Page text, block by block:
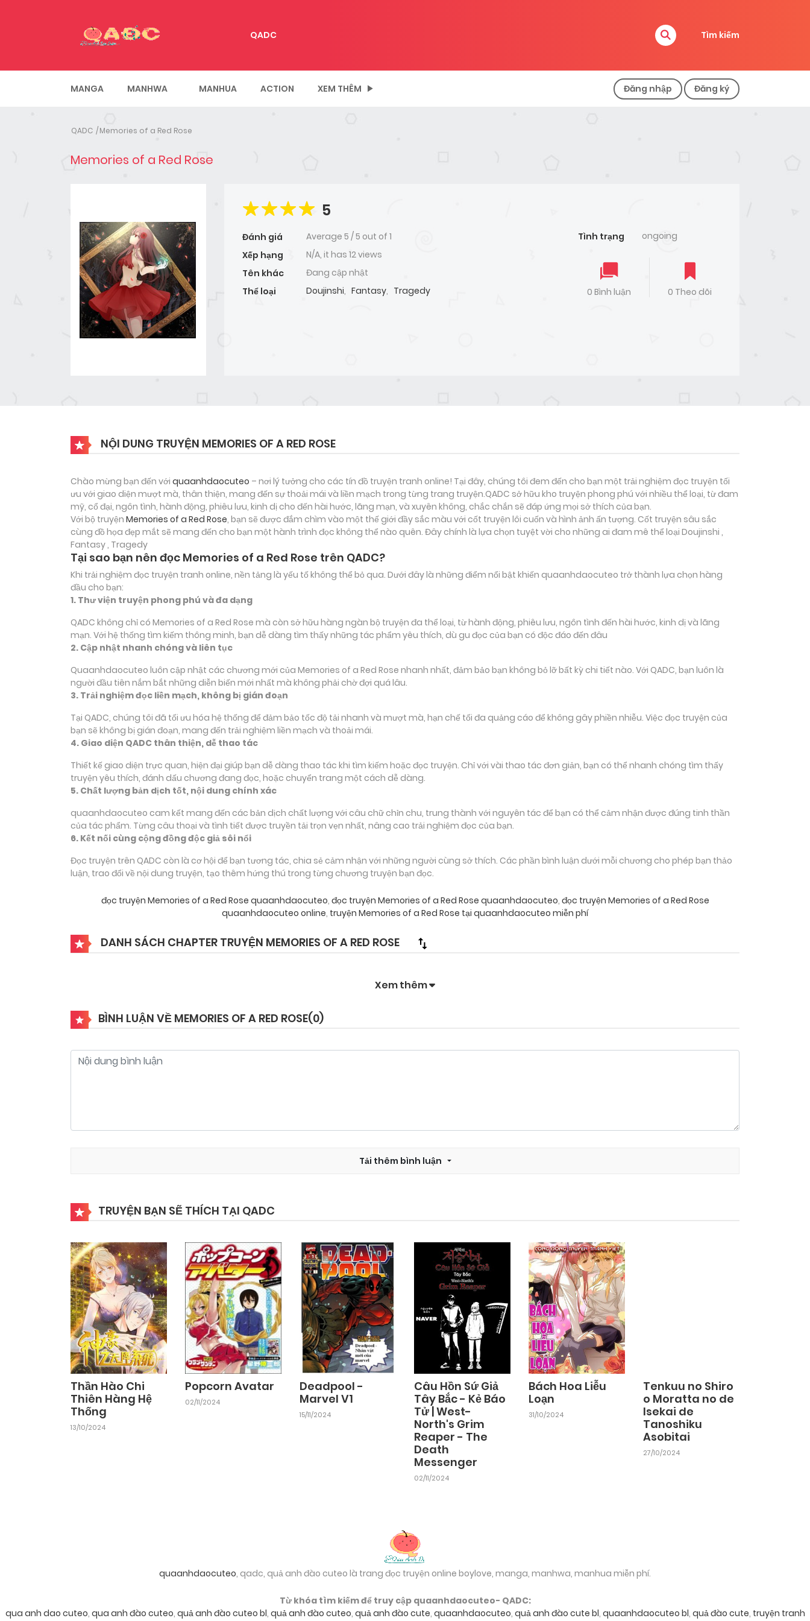
QADC Tìm kiếm
MANGA MANHWA MANHUA ACTION XEM THÊM Đăng nhập Đăng ký
QADC Memories of a Red Rose
Memories of a Red Rose
5
Đánh giá Average 5 /5 out of 1
Xếp hạng
N/A, it has 12 views
Tên khác
Đang cập nhật
Thể loại
Doujinshi, Fantasy, Tragedy
Tình trạng ongoing
0 Bình luận 0 Theo dõi
NỘI DUNG TRUYỆN MEMORIES OF A RED ROSE
Chào mừng bạn đến với quaanhdaocuteo – nơi lý tưởng cho các tín đồ truyện tranh online! Tại đây, chúng tôi đem đến cho bạn một trải nghiệm đọc truyện tối
ưu với giao diện mượt mà, thân thiện, mang đến sự thoải mái và liền mạch trong từng trang truyện.QADC sở hữu kho truyện phong phú với nhiều thể loại, từ đam
mỹ, cổ đại, ngôn tình, hành động, phiêu lưu, kinh dị cho đến hài hước, lãng mạn, và xuyên không, chắc chắn sẽ đáp ứng mọi sở thích của bạn.
Với bộ truyện Memories of a Red Rose, bạn sẽ được đắm chìm vào một thế giới đầy sắc màu với cốt truyện lôi cuốn và hình ảnh ấn tượng. Cốt truyện sâu sắc
cùng đồ họa đẹp mắt sẽ mang đến cho bạn một hành trình đọc không thể nào quên. Đây chính là lựa chọn tuyệt vời cho những ai đam mê thể loại Doujinshi ,
Fantasy , Tragedy
Tại sao bạn nên đọc Memories of a Red Rose trên QADC?
Khi trải nghiệm đọc truyện tranh online, nền tảng là yếu tố không thể bỏ qua. Dưới đây là những điểm nổi bật khiến quaanhdaocuteo trở thành lựa chọn hàng
đầu cho bạn:
1. Thư viện truyện phong phú và đa dạng
QADC không chỉ có Memories of a Red Rose mà còn sở hữu hàng ngàn bộ truyện đa thể loại, từ hành động, phiêu lưu, ngôn tình đến hài hước, kinh dị và lãng
mạn. Với hệ thống tìm kiếm thông minh, bạn dễ dàng tìm thấy những tác phẩm yêu thích, dù gu đọc của bạn có độc đáo đến đâu
2. Cập nhật nhanh chóng và liên tục
Quaanhdaocuteo luôn cập nhật các chương mới của Memories of a Red Rose nhanh nhất, đảm bảo bạn không bỏ lỡ bất kỳ chi tiết nào. Với QADC, bạn luôn là
người đầu tiên nắm bắt những diễn biến mới nhất mà không phải chờ đợi quá lâu.
3. Trải nghiệm đọc liền mạch, không bị gián đoạn
Tại QADC, chúng tôi đã tối ưu hóa hệ thống để đảm bảo tốc độ tải nhanh và mượt mà, hạn chế tối đa quảng cáo để không gây phiền nhiễu. Việc đọc truyện của
bạn sẽ không bị gián đoạn, mang đến trải nghiệm liền mạch và thoải mái.
4. Giao diện QADC thân thiện, dễ thao tác
Thiết kế giao diện trực quan, hiện đại giúp bạn dễ dàng thao tác khi tìm kiếm hoặc đọc truyện. Chỉ với vài thao tác đơn giản, bạn có thể nhanh chóng tìm thấy
truyện yêu thích, đánh dấu chương đang đọc, hoặc chuyển trang một cách dễ dàng.
5. Chất lượng bản dịch tốt, nội dung chính xác
quaanhdaocuteo cam kết mang đến các bản dịch chất lượng với câu chữ chỉn chu, trung thành với nguyên tác để bạn có thể cảm nhận được đúng tinh thần
của tác phẩm. Từng câu thoại và tình tiết được truyền tải trọn vẹn nhất, nâng cao trải nghiệm đọc của bạn.
6. Kết nối cùng cộng đồng độc giả sôi nổi
Đọc truyện trên QADC còn là cơ hội để bạn tương tác, chia sẻ cảm nhận với những người cùng sở thích. Các phần bình luận dưới mỗi chương cho phép bạn thảo
luận, trao đổi về nội dung truyện, tạo thêm hứng thú trong từng chương truyện bạn đọc.
đọc truyện Memories of a Red Rose quaanhdaocuteo, đọc truyện Memories of a Red Rose quaanhdaocuteo, đọc truyện Memories of a Red Rose
quaanhdaocuteo online, truyện Memories of a Red Rose tại quaanhdaocuteo miễn phí
DANH SÁCH CHAPTER TRUYỆN MEMORIES OF A RED ROSE
Xem thêm
BÌNH LUẬN VỀ MEMORIES OF A RED ROSE(0)
Tải thêm bình luận
TRUYỆN BẠN SẼ THÍCH TẠI QADC
Thần Hào Chi
Thiên Hàng Hệ
Thống
13/10/2024
Popcorn Avatar
02/11/2024
Deadpool -
Marvel V1
15/11/2024
Câu Hồn Sứ Giả
Tây Bắc - Kẻ Báo
Tử | West-
North's Grim
Reaper - The
Death
Messenger
02/11/2024
Bách Hoa Liễu
Loạn
31/10/2024
Tenkuu no Shiro
o Moratta no de
Isekai de
Tanoshiku
Asobitai
27/10/2024
quaanhdaocuteo, qadc, quả anh đào cuteo là trang đọc truyện online boylove, manga, manhwa, manhua miễn phí.
Từ khóa tìm kiếm để truy cập quaanhdaocuteo- QADC:
qua anh dao cuteo, qua anh đào cuteo, quả anh đào cuteo bl, quả anh đào cuteo, quả anh đào cute, quaanhdaocuteo, quả anh đào cute bl, quaanhdaocuteo bl, quả đào cute, truyện tranh